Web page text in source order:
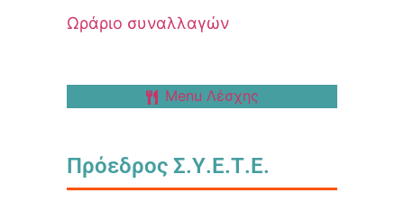
Ωράριο συναλλαγών
Menu Λέσχης
Πρόεδρος Σ.Υ.Ε.Τ.Ε.